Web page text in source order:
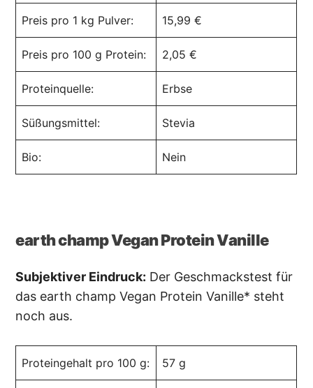
Preis pro 1 kg Pulver: 15,99 €
Preis pro 100 g Protein: 2,05 €
Proteinquelle: Erbse
Süßungsmittel: Stevia
Bio: Nein
earth champ Vegan Protein Vanille
Subjektiver Eindruck: Der Geschmackstest für
das earth champ Vegan Protein Vanille* steht
noch aus.
Proteingehalt pro 100 g: 57 g